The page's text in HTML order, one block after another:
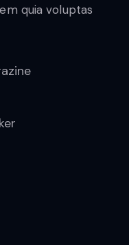
quia voluptas